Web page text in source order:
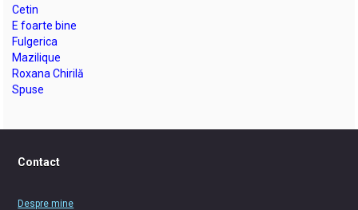
Cetin
E foarte bine
Fulgerica
Mazilique
Roxana Chirilă
Spuse
Contact
Despre mine